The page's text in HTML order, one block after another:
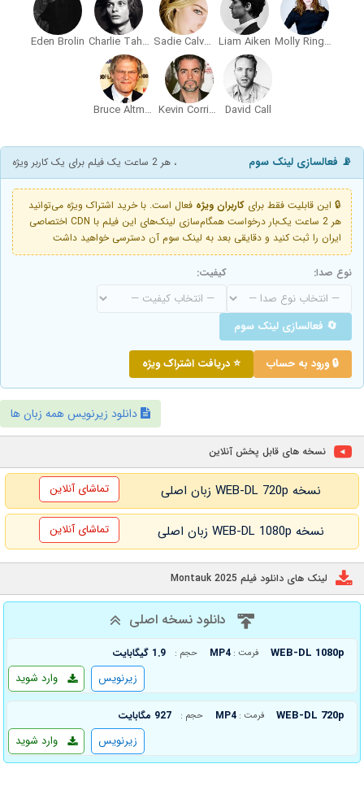
Molly Ringwald
Liam Aiken
Sadie Calvano
Charlie Tahan
Eden Brolin
David Call
Kevin Corrigan
Bruce Altman
📡 فعالسازی لینک سوم ، هر 2 ساعت یک فیلم برای یک کاربر ویژه
🔒 این قابلیت فقط برای کاربران ویژه فعال است. با خرید اشتراک ویژه می‌توانید
هر 2 ساعت یک‌بار درخواست همگام‌سازی لینک‌های این فیلم با CDN اختصاصی
ایران را ثبت کنید و دقایقی بعد به لینک سوم آن دسترسی خواهید داشت
نوع صدا: کیفیت:
🔄 فعالسازی لینک سوم
🔒 ورود به حساب ⭐ دریافت اشتراک ویژه
دانلود زیرنویس همه زبان ها
نسخه های قابل پخش آنلاین
نسخه WEB-DL 720p زبان اصلی تماشای آنلاین
نسخه WEB-DL 1080p زبان اصلی تماشای آنلاین
لینک های دانلود فیلم Montauk 2025
دانلود نسخه اصلی
WEB-DL 1080p فرمت : MP4 حجم : 1.9 گیگابایت
وارد شوید زیرنویس
WEB-DL 720p فرمت : MP4 حجم : 927 مگابایت
وارد شوید زیرنویس